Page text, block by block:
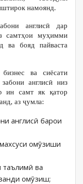
намоянд.
англисӣ дар
самтҳои муҳимми
ва бояд пайваста
ва сиёсати
англисӣ низ
ин самт як қатор
аз ҷумла:
англисӣ барои
омӯзиши
таълимӣ ва
омӯзиш;